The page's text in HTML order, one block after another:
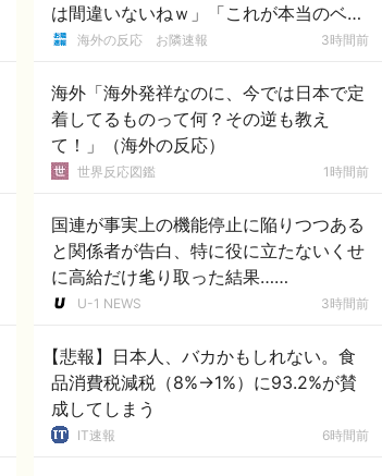
は間違いないねｗ」「これが本当のベッ
ドサッカーだ」
海外の反応 お隣速報 3時間前
海外「海外発祥なのに、今では日本で定
着してるものって何？その逆も教え
て！」（海外の反応）
世界反応図鑑 1時間前
国連が事実上の機能停止に陥りつつある
と関係者が告白、特に役に立たないくせ
に高給だけ毟り取った結果……
U-1 NEWS 3時間前
【悲報】日本人、バカかもしれない。食
品消費税減税（8%→1%）に93.2%が賛
成してしまう
IT速報 6時間前